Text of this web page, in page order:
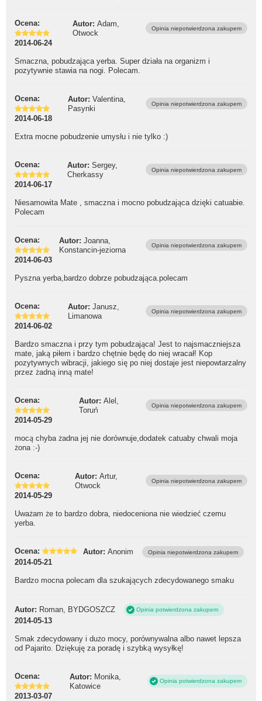
Ocena: Autor: Adam,
Otwock
Opinia niepotwierdzona zakupem
2014-06-24
Smaczna, pobudzająca yerba. Super działa na organizm i
pozytywnie stawia na nogi. Polecam.
Ocena: Autor: Valentina,
Pasynki
Opinia niepotwierdzona zakupem
2014-06-18
Extra mocne pobudzenie umysłu i nie tylko :)
Ocena: Autor: Sergey,
Cherkassy
Opinia niepotwierdzona zakupem
2014-06-17
Niesamowita Mate , smaczna i mocno pobudzająca dzięki catuabie.
Polecam
Ocena: Autor: Joanna,
Konstancin-jeziorna
Opinia niepotwierdzona zakupem
2014-06-03
Pyszna yerba,bardzo dobrze pobudzająca.polecam
Ocena: Autor: Janusz,
Limanowa
Opinia niepotwierdzona zakupem
2014-06-02
Bardzo smaczna i przy tym pobudzająca! Jest to najsmaczniejsza
mate, jaką piłem i bardzo chętnie będę do niej wracał! Kop
pozytywnych wibracji, jakiego się po niej dostaje jest niepowtarzalny
przez żadną inną mate!
Ocena: Autor: Alel,
Toruń
Opinia niepotwierdzona zakupem
2014-05-29
mocą chyba żadna jej nie dorównuje,dodatek catuaby chwali moja
żona :-)
Ocena: Autor: Artur,
Otwock
Opinia niepotwierdzona zakupem
2014-05-29
Uważam że to bardzo dobra, niedoceniona nie wiedzieć czemu
yerba.
Ocena: Autor: Anonim Opinia niepotwierdzona zakupem
2014-05-21
Bardzo mocna polecam dla szukających zdecydowanego smaku
Autor: Roman, BYDGOSZCZ Opinia potwierdzona zakupem
2014-05-13
Smak zdecydowany i dużo mocy, porównywalna albo nawet lepsza
od Pajarito. Dziękuję za poradę i szybką wysyłkę!
Ocena: Autor: Monika,
Katowice
Opinia potwierdzona zakupem
2013-03-07